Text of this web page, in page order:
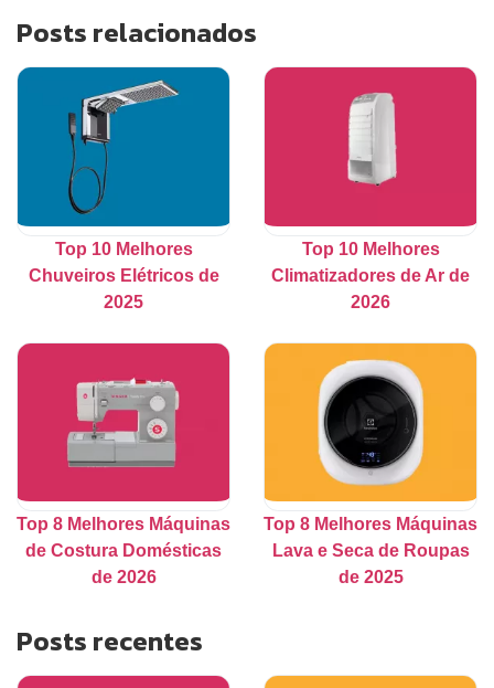
Posts relacionados
Top 10 Melhores
Chuveiros Elétricos de
2025
Top 10 Melhores
Climatizadores de Ar de
2026
Top 8 Melhores Máquinas
de Costura Domésticas
de 2026
Top 8 Melhores Máquinas
Lava e Seca de Roupas
de 2025
Posts recentes